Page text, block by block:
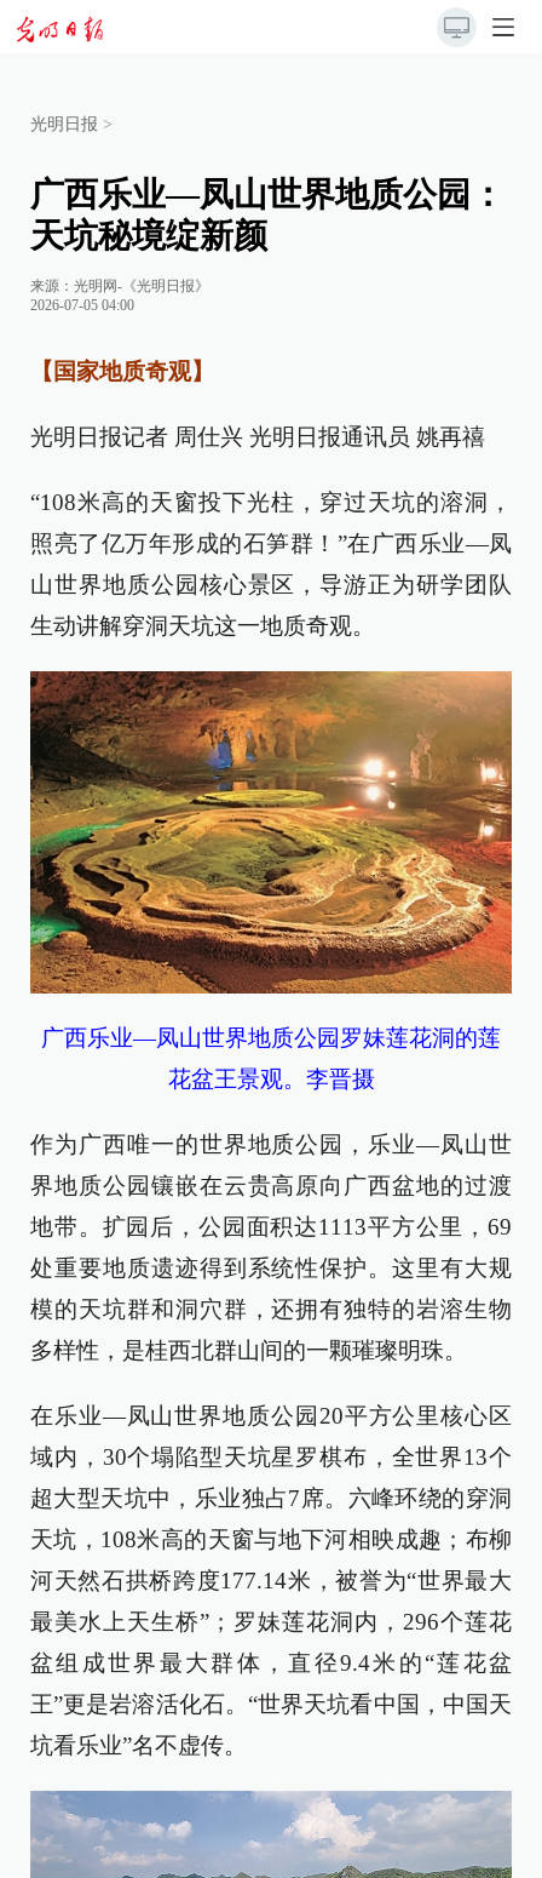
光明日报 >
广西乐业—凤山世界地质公园：
天坑秘境绽新颜
来源： 光明网-《光明日报》
2026-07-05 04:00
【国家地质奇观】
光明日报记者 周仕兴 光明日报通讯员 姚再禧
“108米高的天窗投下光柱，穿过天坑的溶洞，
照亮了亿万年形成的石笋群！”在广西乐业—凤
山世界地质公园核心景区，导游正为研学团队
生动讲解穿洞天坑这一地质奇观。
广西乐业—凤山世界地质公园罗妹莲花洞的莲
花盆王景观。李晋摄
作为广西唯一的世界地质公园，乐业—凤山世
界地质公园镶嵌在云贵高原向广西盆地的过渡
地带。扩园后，公园面积达1113平方公里，69
处重要地质遗迹得到系统性保护。这里有大规
模的天坑群和洞穴群，还拥有独特的岩溶生物
多样性，是桂西北群山间的一颗璀璨明珠。
在乐业—凤山世界地质公园20平方公里核心区
域内，30个塌陷型天坑星罗棋布，全世界13个
超大型天坑中，乐业独占7席。六峰环绕的穿洞
天坑，108米高的天窗与地下河相映成趣；布柳
河天然石拱桥跨度177.14米，被誉为“世界最大
最美水上天生桥”；罗妹莲花洞内，296个莲花
盆组成世界最大群体，直径9.4米的“莲花盆
王”更是岩溶活化石。“世界天坑看中国，中国天
坑看乐业”名不虚传。